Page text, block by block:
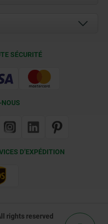
SÉCURITÉ
D’EXPÉDITION
rights reserved